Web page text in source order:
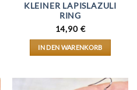
KLEINER LAPISLAZULI
RING
14,90 €
IN DEN WARENKORB